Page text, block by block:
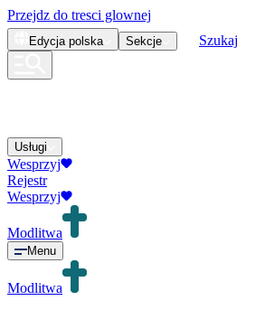
Przejdz do tresci glownej
Edycja polska Sekcje Szukaj
Usługi
Wesprzyj
Rejestr
Wesprzyj
Modlitwa
Menu
Modlitwa